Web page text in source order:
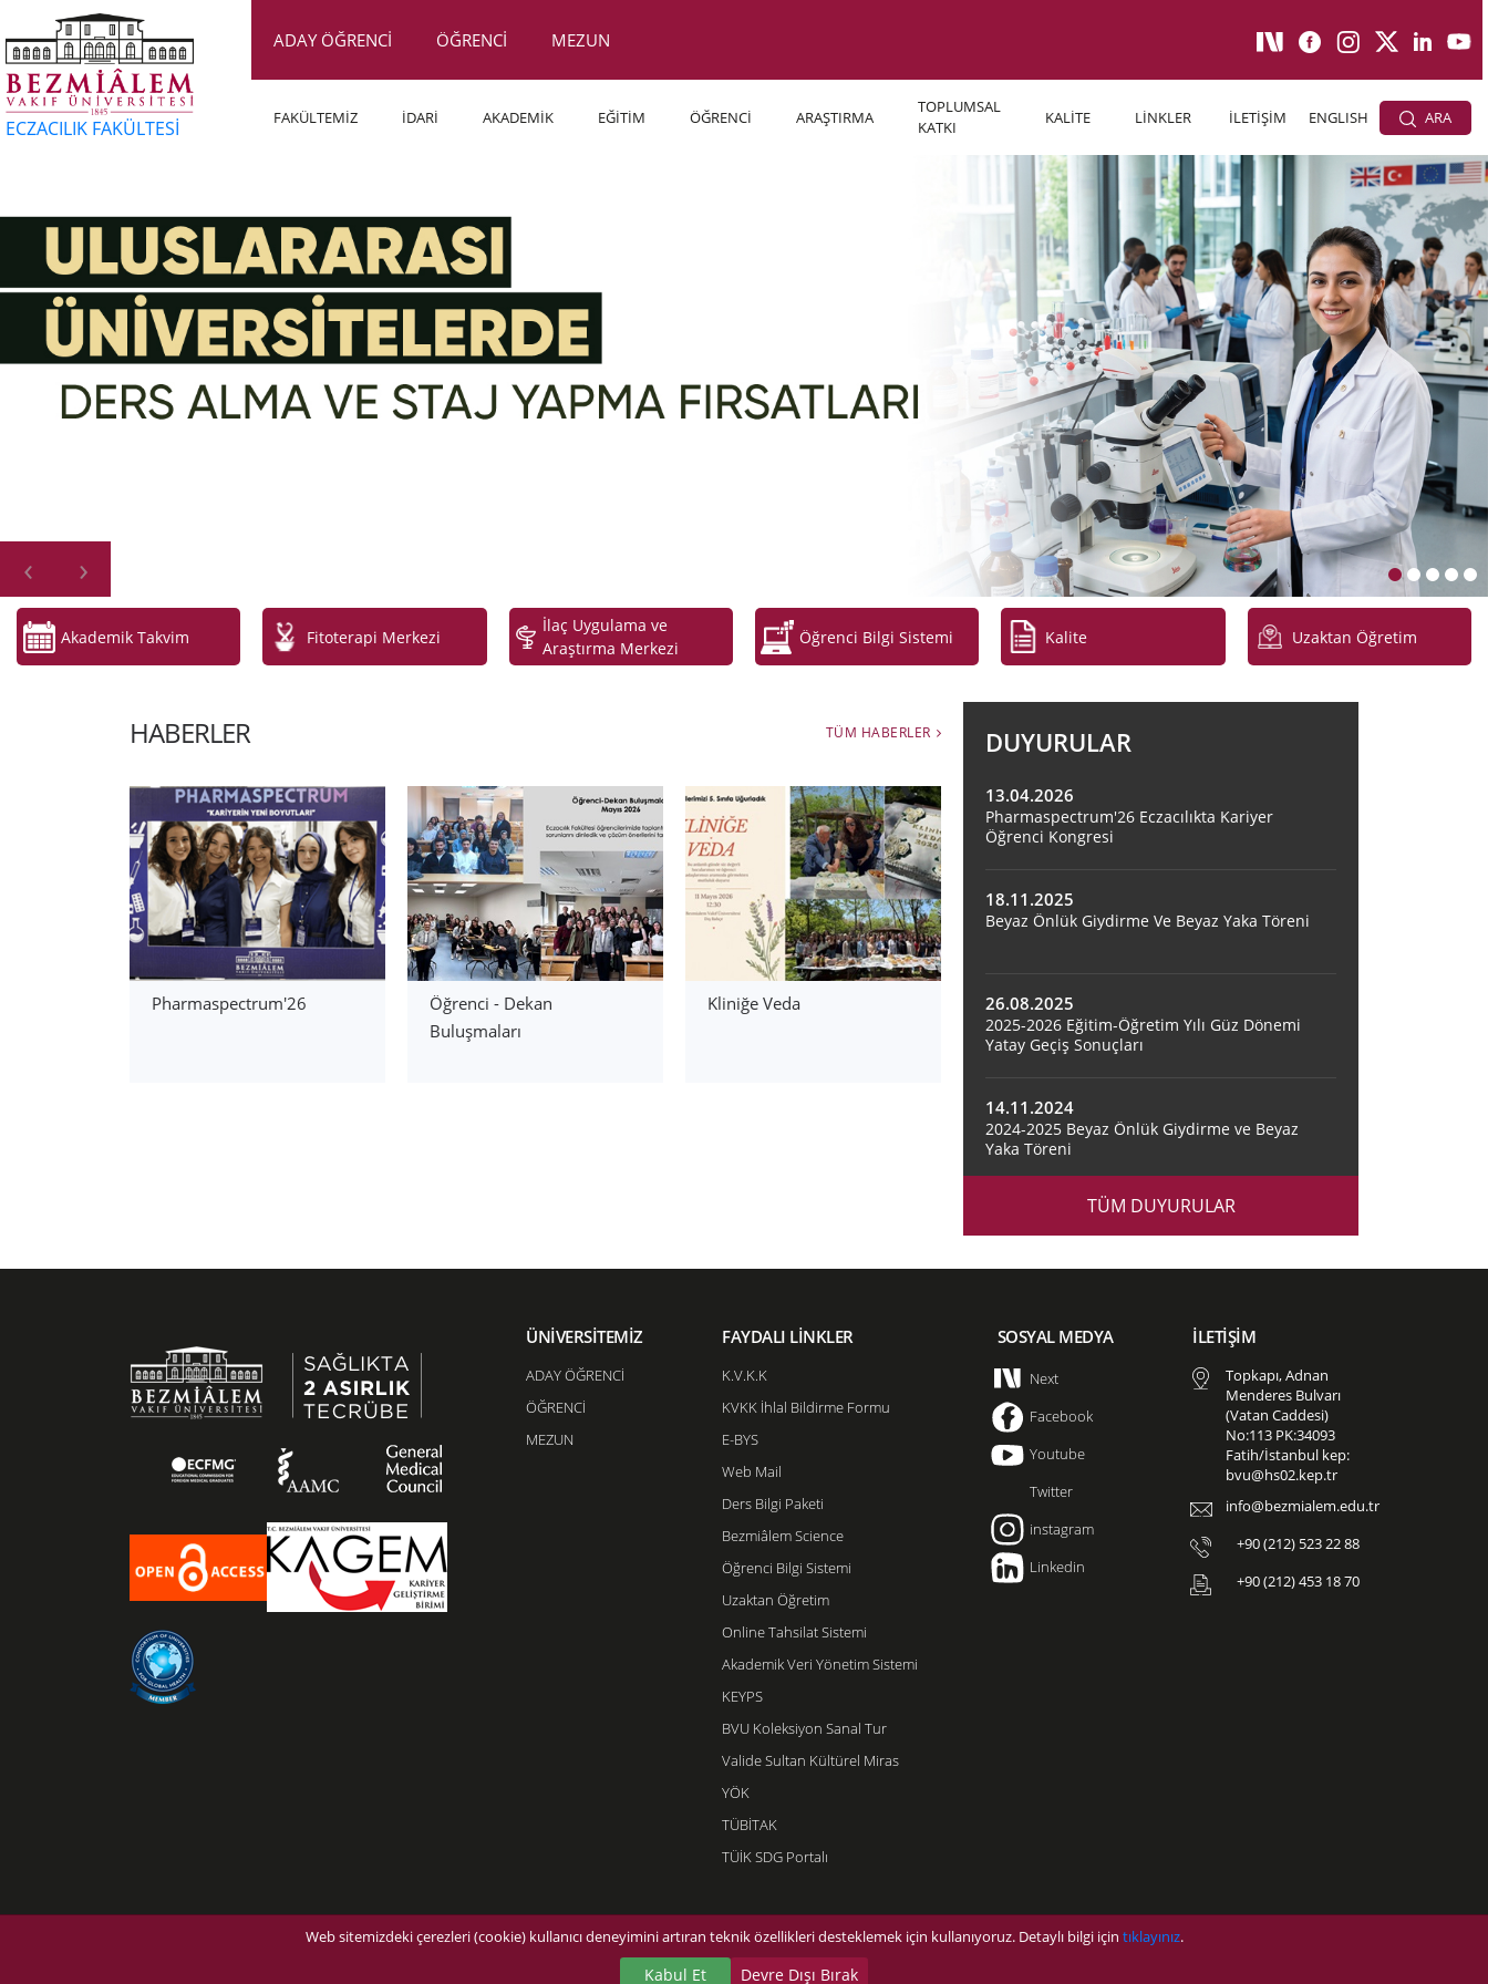
ECZACILIK FAKÜLTESİ
ADAY ÖĞRENCİ ÖĞRENCİ MEZUN
FAKÜLTEMİZ İDARİ AKADEMİK EĞİTİM ÖĞRENCİ ARAŞTIRMA
TOPLUMSAL
KATKI
KALİTE LİNKLER İLETİŞİM ENGLISH ARA
‹ ›
Akademik Takvim Fitoterapi Merkezi
İlaç Uygulama ve
Araştırma Merkezi
Öğrenci Bilgi Sistemi Kalite Uzaktan Öğretim
HABERLER TÜM HABERLER
Pharmaspectrum'26
Öğrenci - Dekan
Buluşmaları
Kliniğe Veda
DUYURULAR
13.04.2026
Pharmaspectrum'26 Eczacılıkta Kariyer
Öğrenci Kongresi
18.11.2025
Beyaz Önlük Giydirme Ve Beyaz Yaka Töreni
26.08.2025
2025-2026 Eğitim-Öğretim Yılı Güz Dönemi
Yatay Geçiş Sonuçları
14.11.2024
2024-2025 Beyaz Önlük Giydirme ve Beyaz
Yaka Töreni
TÜM DUYURULAR
ÜNİVERSİTEMİZ
ADAY ÖĞRENCİ
ÖĞRENCİ
MEZUN
FAYDALI LİNKLER
K.V.K.K
KVKK İhlal Bildirme Formu
E-BYS
Web Mail
Ders Bilgi Paketi
Bezmiâlem Science
Öğrenci Bilgi Sistemi
Uzaktan Öğretim
Online Tahsilat Sistemi
Akademik Veri Yönetim Sistemi
KEYPS
BVU Koleksiyon Sanal Tur
Valide Sultan Kültürel Miras
YÖK
TÜBİTAK
TÜİK SDG Portalı
SOSYAL MEDYA
Next
Facebook
Youtube
Twitter
instagram
Linkedin
İLETİŞİM
Topkapı, Adnan
Menderes Bulvarı
(Vatan Caddesi)
No:113 PK:34093
Fatih/İstanbul kep:
bvu@hs02.kep.tr
info@bezmialem.edu.tr
+90 (212) 523 22 88
+90 (212) 453 18 70
©2026 Bezmialem Vakıf Üniversitesi - Tüm hakları saklıdır.
Web sitemizdeki çerezleri (cookie) kullanıcı deneyimini artıran teknik özellikleri desteklemek için kullanıyoruz. Detaylı bilgi için tıklayınız.
Kabul Et Devre Dışı Bırak